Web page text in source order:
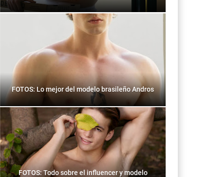
FOTOS: Lo mejor del modelo brasileño Andros
FOTOS: Todo sobre el influencer y modelo